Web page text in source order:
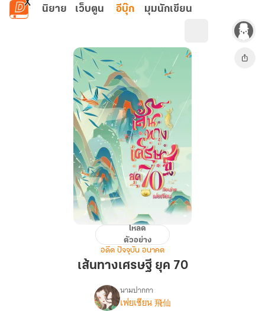
ข้ามไปยังเนื้อหาหลัก
นิยาย เว็บตูน อีบุ๊ก มุมนักเขียน
เศรษฐี
โหลด
ตัวอย่าง
อดีต ปัจจุบัน อนาคต
เส้นทางเศรษฐี ยุค 70
เรื่อง
นามปากกา
เฟยเซียน 飛仙